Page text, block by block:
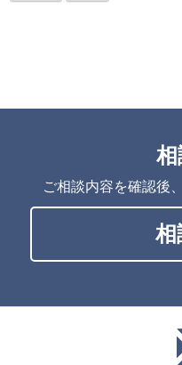
相
ご相談内容を確認後
相